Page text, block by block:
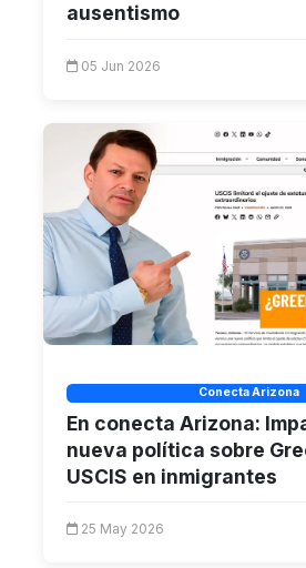
ausentismo
05 Jun 2026
Conecta Arizona
En conecta Arizona:
nueva política sobre
USCIS en inmigrantes
25 May 2026